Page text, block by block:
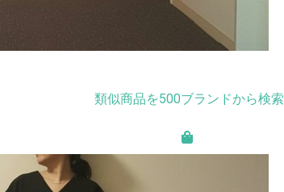
類似商品を500ブランドから検索